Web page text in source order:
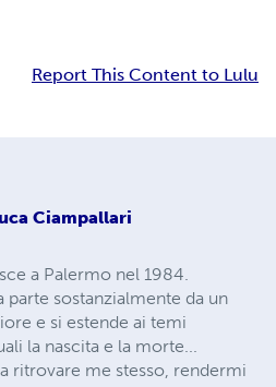
Report This Content to Lulu
Ciampallari
a Palermo nel 1984.
sostanzialmente da un
e si estende ai temi
la nascita e la morte...
ritrovare me stesso, rendermi